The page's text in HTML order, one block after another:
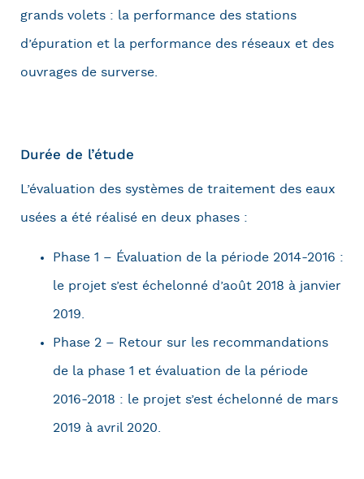
grands volets : la performance des stations
d’épuration et la performance des réseaux et des
ouvrages de surverse.
Durée de l’étude
L’évaluation des systèmes de traitement des eaux
usées a été réalisé en deux phases :
Phase 1 – Évaluation de la période 2014-2016 :
le projet s’est échelonné d’août 2018 à janvier
2019.
Phase 2 – Retour sur les recommandations
de la phase 1 et évaluation de la période
2016-2018 : le projet s’est échelonné de mars
2019 à avril 2020.